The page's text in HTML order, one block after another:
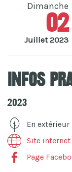
Dimanche
02
Juillet 2023
Infos
2023
En extérieur
Site internet
Page